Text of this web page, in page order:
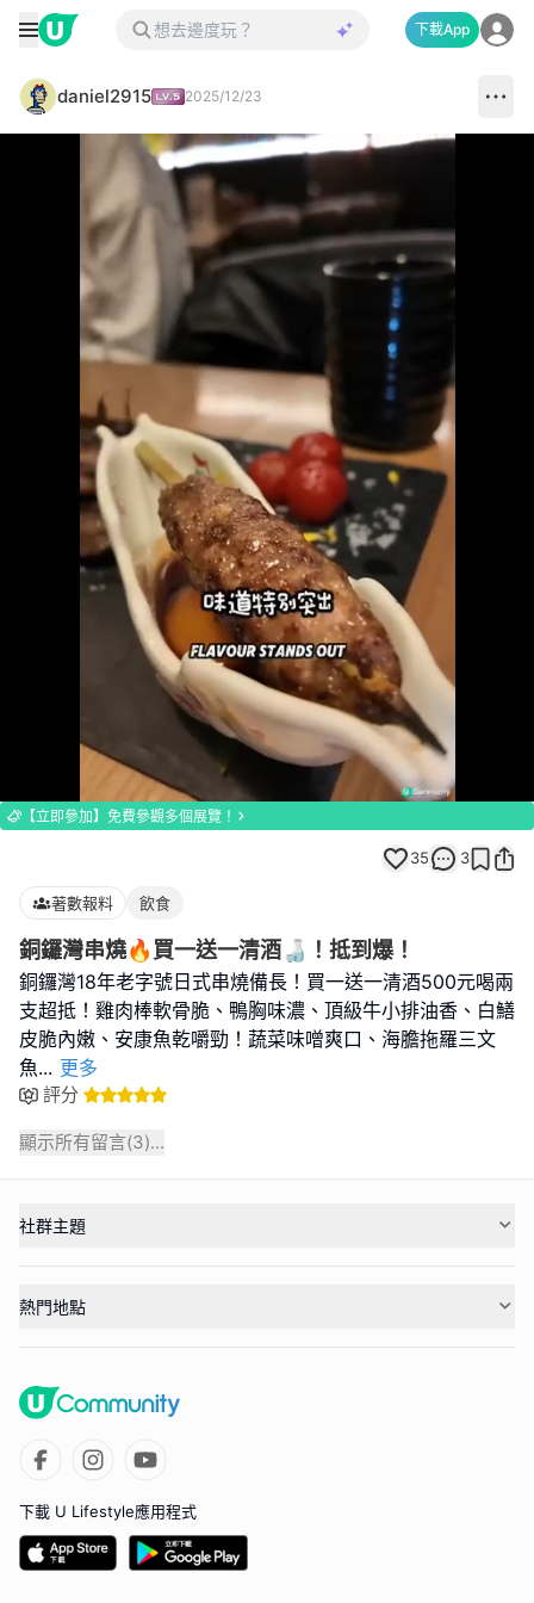
下載App
daniel2915 2025/12/23
100.00%
【立即參加】免費參觀多個展覽！
35 3
著數報料 飲食
銅鑼灣串燒🔥買一送一清酒🍶！抵到爆！
銅鑼灣18年老字號日式串燒備長！買一送一清酒500元喝兩
支超抵！雞肉棒軟骨脆、鴨胸味濃、頂級牛小排油香、白鱔
皮脆內嫩、安康魚乾嚼勁！蔬菜味噌爽口、海膽拖羅三文
魚... 更多
評分
顯示所有留言(3)...
社群主題
熱門地點
下載 U Lifestyle應用程式